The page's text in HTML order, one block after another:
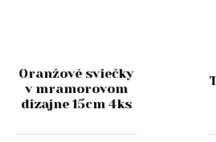
Oranžové sviečky
v mramorovom
dizajne 15cm 4ks